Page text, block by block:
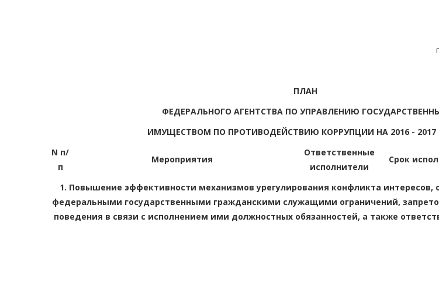
ПЛАН
ФЕДЕРАЛЬНОГО АГЕНТСТВА ПО УПРАВЛЕНИЮ
ИМУЩЕСТВОМ ПО ПРОТИВОДЕЙСТВИЮ КОРРУПЦИИ НА 2016 -
N п/
п
Мероприятия
Ответственные
исполнители
Срок
1. Повышение эффективности механизмов урегулирования конфликта интересов,
федеральными государственными гражданскими служащими ограничений,
поведения в связи с исполнением ими должностных обязанностей, а также